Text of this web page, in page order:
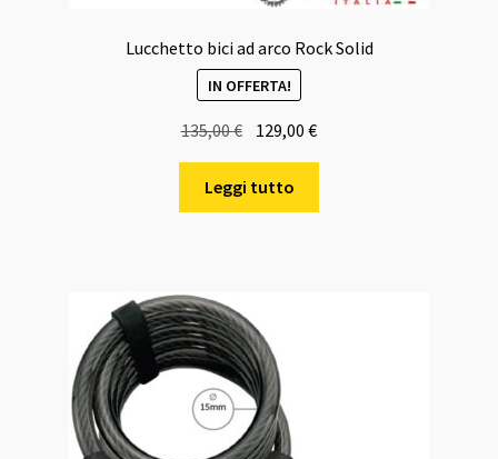
Lucchetto bici ad arco Rock Solid
IN OFFERTA!
135,00€
prezzo
originale
era:
129,00€Il
prezzo
è:
Leggi tutto